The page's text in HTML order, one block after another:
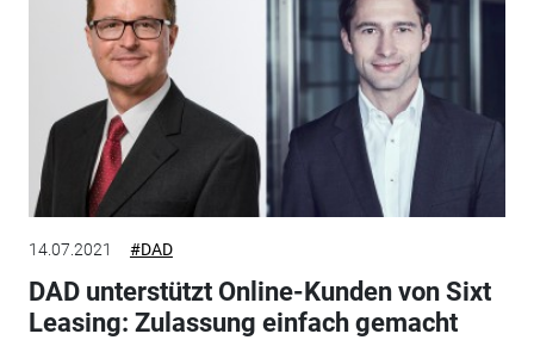
14.07.2021 #DAD
DAD unterstützt Online-Kunden von Sixt
Leasing: Zulassung einfach gemacht